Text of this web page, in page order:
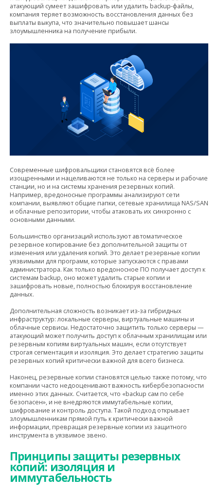
атакующий сумеет зашифровать или удалить backup-файлы,
компания теряет возможность восстановления данных без
выплаты выкупа, что значительно повышает шансы
злоумышленника на получение прибыли.
Современные шифровальщики становятся всё более
изощренными и нацеливаются не только на серверы и рабочие
станции, но и на системы хранения резервных копий.
Например, вредоносные программы анализируют сети
компании, выявляют общие папки, сетевые хранилища NAS/SAN
и облачные репозитории, чтобы атаковать их синхронно с
основными данными.
Большинство организаций используют автоматическое
резервное копирование без дополнительной защиты от
изменения или удаления копий. Это делает резервные копии
уязвимыми для программ, которые запускаются с правами
администратора. Как только вредоносное ПО получает доступ к
системам backup, оно может удалить старые копии и
зашифровать новые, полностью блокируя восстановление
данных.
Дополнительная сложность возникает из-за гибридных
инфраструктур: локальные серверы, виртуальные машины и
облачные сервисы. Недостаточно защитить только серверы —
атакующий может получить доступ к облачным хранилищам или
резервным копиям виртуальных машин, если отсутствует
строгая сегментация и изоляция. Это делает стратегию защиты
резервных копий критически важной для всего бизнеса.
Наконец, резервные копии становятся целью также потому, что
компании часто недооценивают важность кибербезопасности
именно этих данных. Считается, что «backup сам по себе
безопасен», и не внедряются иммутабельные копии,
шифрование и контроль доступа. Такой подход открывает
злоумышленникам прямой путь к критически важной
информации, превращая резервные копии из защитного
инструмента в уязвимое звено.
Принципы защиты резервных
копий: изоляция и
иммутабельность